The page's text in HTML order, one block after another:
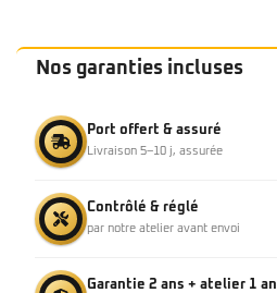
Nos garanties incluses
Port offert & assuré
Livraison 5–10 j, assurée
Contrôlé & réglé
par notre atelier avant envoi
Garantie 2 ans + atelier 1 an